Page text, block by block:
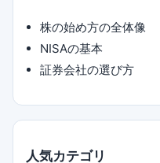
株の始め方の全体像
NISAの基本
証券会社の選び方
人気カテゴリ